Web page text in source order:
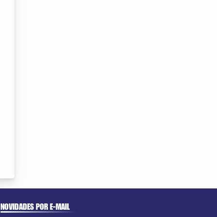
NOVIDADES POR E-MAIL